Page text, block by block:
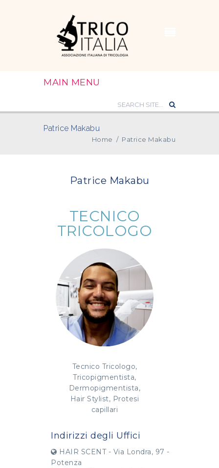
MAIN MENU
Patrice Makabu
Home / Patrice Makabu
Patrice Makabu
TECNICO
TRICOLOGO
Tecnico Tricologo,
Tricopigmentista,
Dermopigmentista,
Hair Stylist, Protesi
capillari
Indirizzi degli Uffici
HAIR SCENT - Via Londra, 97 -
Potenza